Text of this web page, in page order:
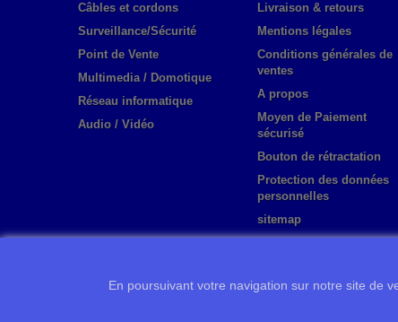
Câbles et cordons
Surveillance/Sécurité
Point de Vente
Multimedia / Domotique
Réseau informatique
Audio / Vidéo
Livraison & retours
Mentions légales
Conditions générales de
ventes
A propos
Moyen de Paiement
sécurisé
Bouton de rétractation
Protection des données
personnelles
sitemap
En poursuivant votre navigation sur notre site de